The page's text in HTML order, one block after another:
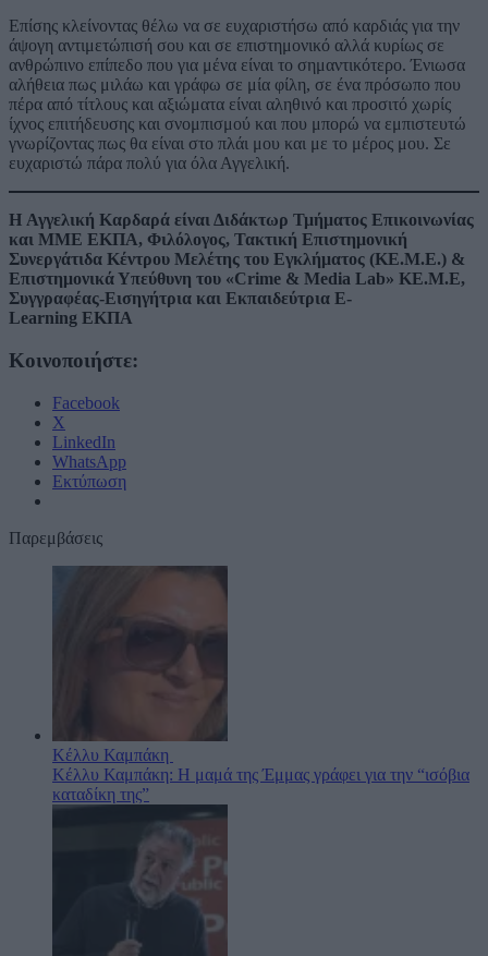
Επίσης κλείνοντας θέλω να σε ευχαριστήσω από καρδιάς για την
άψογη αντιμετώπισή σου και σε επιστημονικό αλλά κυρίως σε
ανθρώπινο επίπεδο που για μένα είναι το σημαντικότερο. Ένιωσα
αλήθεια πως μιλάω και γράφω σε μία φίλη, σε ένα πρόσωπο που
πέρα από τίτλους και αξιώματα είναι αληθινό και προσιτό χωρίς
ίχνος επιτήδευσης και σνομπισμού και που μπορώ να εμπιστευτώ
γνωρίζοντας πως θα είναι στο πλάι μου και με το μέρος μου. Σε
ευχαριστώ πάρα πολύ για όλα Αγγελική.
Η Αγγελική Καρδαρά είναι Διδάκτωρ Τμήματος Επικοινωνίας
και ΜΜΕ ΕΚΠΑ, Φιλόλογος, Τακτική Επιστημονική
Συνεργάτιδα Κέντρου Μελέτης του Εγκλήματος (ΚΕ.Μ.Ε.) &
Επιστημονικά Υπεύθυνη του «Crime & Media Lab» ΚΕ.Μ.Ε,
Συγγραφέας-Εισηγήτρια και Εκπαιδεύτρια E-
Learning ΕΚΠΑ
Κοινοποιήστε:
Facebook
X
LinkedIn
WhatsApp
Εκτύπωση
Παρεμβάσεις
Κέλλυ Καμπάκη
Κέλλυ Καμπάκη: Η μαμά της Έμμας γράφει για την “ισόβια
καταδίκη της”